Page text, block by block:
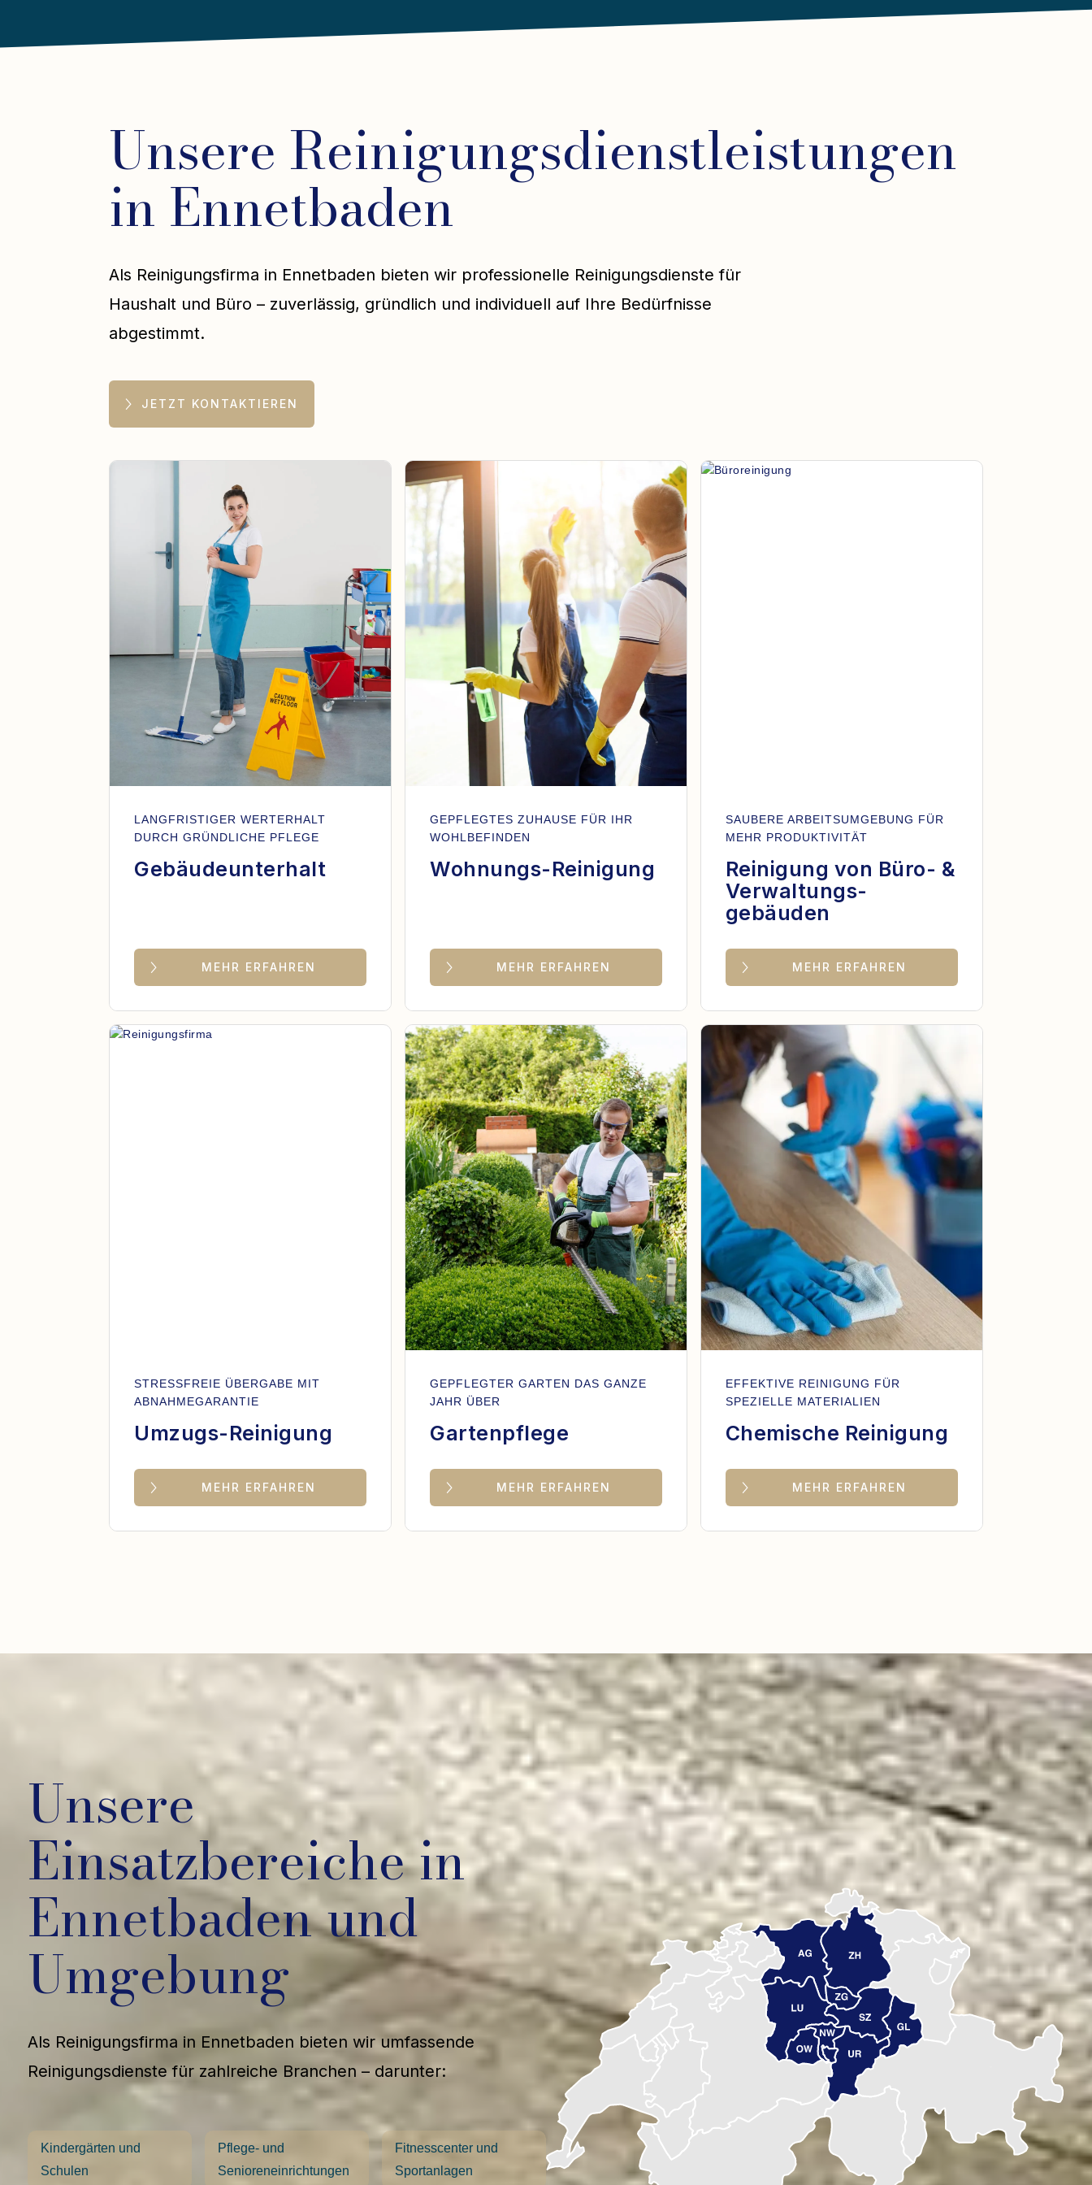
Unsere Reinigungsdienstleistungen
in Ennetbaden
Als Reinigungsfirma in Ennetbaden bieten wir professionelle Reinigungsdienste für
Haushalt und Büro – zuverlässig, gründlich und individuell auf Ihre Bedürfnisse
abgestimmt.
JETZT KONTAKTIEREN
LANGFRISTIGER WERTERHALT
DURCH GRÜNDLICHE PFLEGE
Gebäudeunterhalt
MEHR ERFAHREN
GEPFLEGTES ZUHAUSE FÜR IHR
WOHLBEFINDEN
Wohnungs-Reinigung
MEHR ERFAHREN
SAUBERE ARBEITSUMGEBUNG FÜR
MEHR PRODUKTIVITÄT
Reinigung von Büro- &
Verwaltungs-
gebäuden
MEHR ERFAHREN
STRESSFREIE ÜBERGABE MIT
ABNAHMEGARANTIE
Umzugs-Reinigung
MEHR ERFAHREN
GEPFLEGTER GARTEN DAS GANZE
JAHR ÜBER
Gartenpflege
MEHR ERFAHREN
EFFEKTIVE REINIGUNG FÜR
SPEZIELLE MATERIALIEN
Chemische Reinigung
MEHR ERFAHREN
Unsere
Einsatzbereiche in
Ennetbaden und
Umgebung
Als Reinigungsfirma in Ennetbaden bieten wir umfassende
Reinigungsdienste für zahlreiche Branchen – darunter:
Kindergärten und
Schulen
Pflege- und
Senioreneinrichtungen
Fitnesscenter und
Sportanlagen